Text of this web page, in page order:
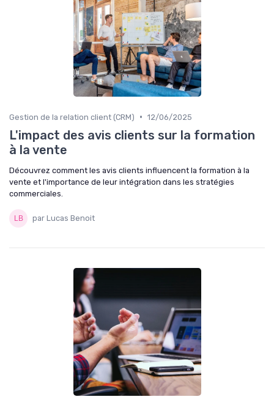
Gestion de la relation client (CRM) • 12/06/2025
L'impact des avis clients sur la formation
à la vente
Découvrez comment les avis clients influencent la formation à la
vente et l'importance de leur intégration dans les stratégies
commerciales.
par Lucas Benoit